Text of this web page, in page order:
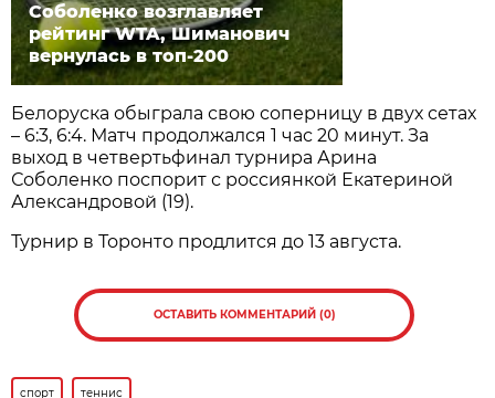
Соболенко возглавляет
рейтинг WTA, Шиманович
вернулась в топ-200
Белоруска обыграла свою соперницу в двух сетах
– 6:3, 6:4. Матч продолжался 1 час 20 минут. За
выход в четвертьфинал турнира Арина
Соболенко поспорит с россиянкой Екатериной
Александровой (19).
Турнир в Торонто продлится до 13 августа.
ОСТАВИТЬ КОММЕНТАРИЙ (0)
спорт теннис